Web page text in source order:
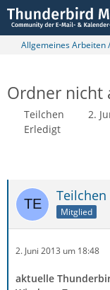
Allgemeines Arbeiten
Ordner nicht
Teilchen 2.
Erledigt
Teilchen
Mitglied
2. Juni 2013 um 18:48
aktuelle